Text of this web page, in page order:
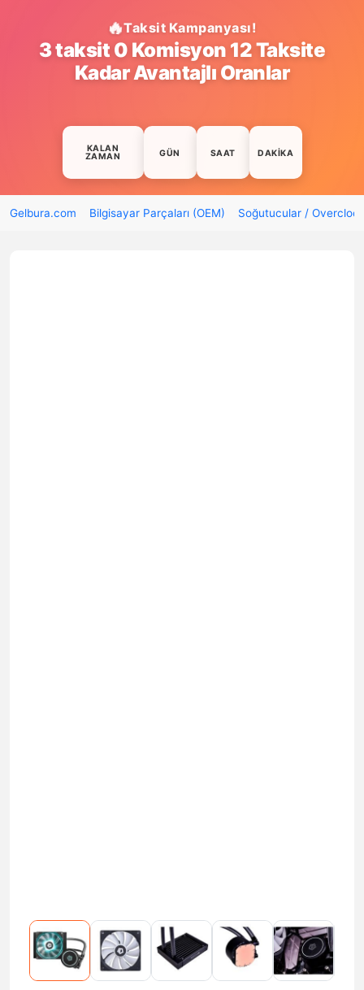
Taksit Kampanyası!
3 taksit 0 Komisyon 12 Taksite
Kadar Avantajlı Oranlar
KALAN
ZAMAN GÜN SAAT DAKIKA
Gelbura.com Bilgisayar Parçaları (OEM) Soğutucular / Overclock